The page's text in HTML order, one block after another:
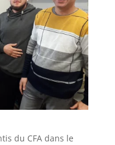
du CFA dans le